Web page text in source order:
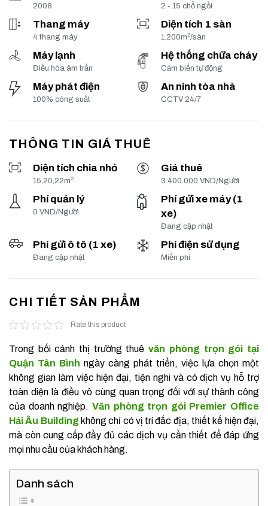
2008 2 - 15 chỗ ngồi
Thang máy
4 thang máy
Diện tích 1 sàn
1.200m2/sàn
Máy lạnh
Điều hòa âm trần
Hệ thống chữa cháy
Cảm biến tự động
Máy phát điện
100% công suất
An ninh tòa nhà
CCTV 24/7
THÔNG TIN GIÁ THUÊ
Diện tích chia nhỏ
15,20,22m2
Giá thuê
3.400.000 VND/Người
Phí quản lý
0 VND/Người
Phí gửi xe máy (1
xe)
Đang cập nhật
Phí gửi ô tô (1 xe)
Đang cập nhật
Phí điện sử dụng
Miễn phí
CHI TIẾT SẢN PHẨM
Rate this product
Trong bối cảnh thị trường thuêvăn phòng trọn gói tại
Quận Tân Bình ngày càng phát triển, việc lựa chọn một
không gian làm việc hiện đại, tiện nghi và có dịch vụ hỗ trợ
toàn diện là điều vô cùng quan trọng đối với sự thành công
của doanh nghiệp. Văn phòng trọn gói Premier Office
Hải Âu Buildingkhông chỉ có vị trí đắc địa, thiết kế hiện đại,
mà còn cung cấp đầy đủ các dịch vụ cần thiết để đáp ứng
mọi nhu cầu của khách hàng.
Danh sách